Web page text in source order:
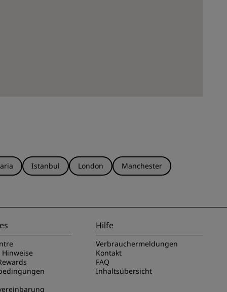
Istanbul London Manchester
Hilfe
Verbrauchermeldungen
Kontakt
FAQ
Inhaltsübersicht